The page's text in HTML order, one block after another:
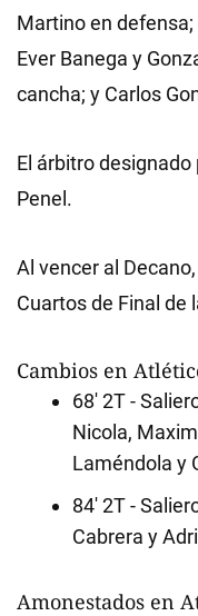
Martino en
Ever Banega y
cancha; y Carlos
El árbitro designado
Penel.
Al vencer al
Cuartos de Final de
Cambios en
68' 2T -
Nicola,
Laméndola y
84' 2T -
Cabrera y
Amonestados en